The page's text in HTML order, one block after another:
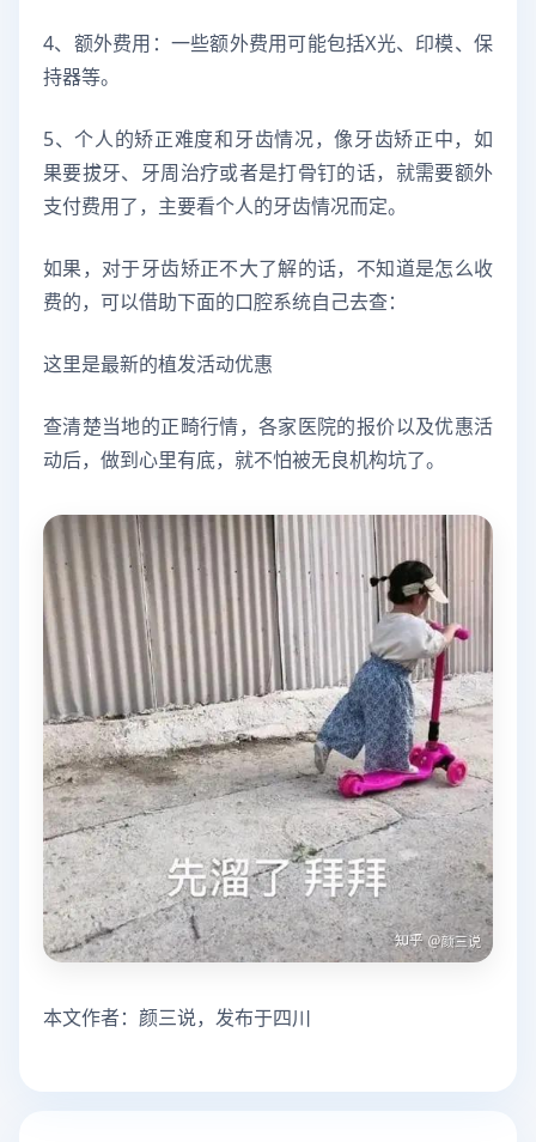
4、额外费用：一些额外费用可能包括X光、印模、保
持器等。
5、个人的矫正难度和牙齿情况，像牙齿矫正中，如
果要拔牙、牙周治疗或者是打骨钉的话，就需要额外
支付费用了，主要看个人的牙齿情况而定。
如果，对于牙齿矫正不大了解的话，不知道是怎么收
费的，可以借助下面的口腔系统自己去查：
这里是最新的植发活动优惠
查清楚当地的正畸行情，各家医院的报价以及优惠活
动后，做到心里有底，就不怕被无良机构坑了。
本文作者：颜三说，发布于四川